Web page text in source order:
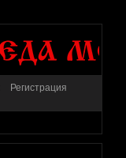
Регистрация